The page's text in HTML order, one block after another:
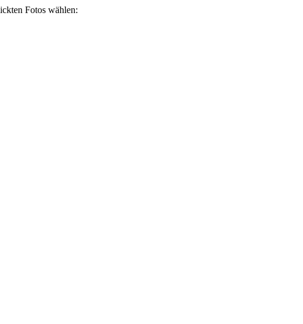
Fotos wählen: